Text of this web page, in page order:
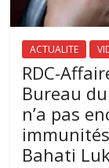
ACTUALITE
RDC-
Bureau
n’a pas
Bahati